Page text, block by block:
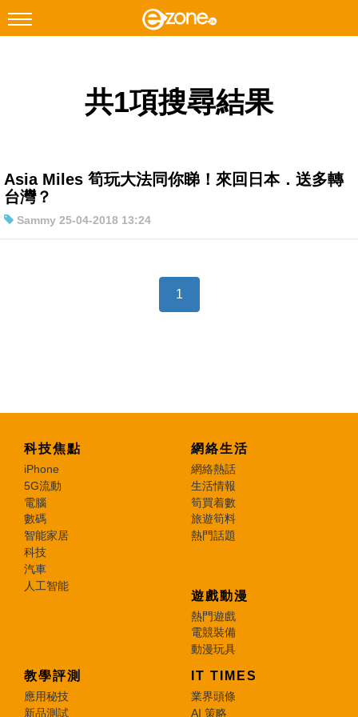
Instagram
遊戲動漫
教學評測
共1項搜尋結果
Asia Miles 筍玩大法同你睇！來回日本．送多轉
台灣？
Sammy 25-04-2018 13:24
1
科技焦點
iPhone
5G流動
電腦
數碼
智能家居
科技
汽車
人工智能
網絡生活
網絡熱話
生活情報
筍買着數
旅遊筍料
熱門話題
遊戲動漫
熱門遊戲
電競裝備
動漫玩具
教學評測
應用秘技
新品測試
IT TIMES
業界頭條
AI 策略